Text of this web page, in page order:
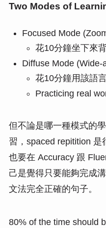
Two Modes of
Focused Mode
花10分鐘坐下來
Diffuse Mode (Wide-
花10分鐘用該語
Practicing real
但不論是哪一種模式的
習，spaced repitition 是
也要在 Accuracy 跟
己是覺得只要能夠完成
文法完全正確的句子。
80% of the time should